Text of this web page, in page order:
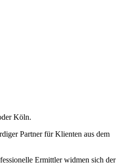
Köln.
Partner für Klienten aus dem
Ermittler widmen sich der